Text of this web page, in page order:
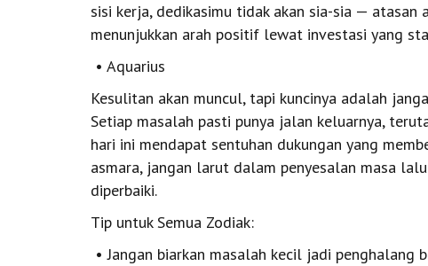
sisi kerja, dedikasimu tidak akan sia-sia — atasan
menunjukkan arah positif lewat investasi yang
• Aquarius
Kesulitan akan muncul, tapi kuncinya adalah
Setiap masalah pasti punya jalan keluarnya,
hari ini mendapat sentuhan dukungan yang
asmara, jangan larut dalam penyesalan masa
diperbaiki.
Tip untuk Semua Zodiak:
• Jangan biarkan masalah kecil jadi